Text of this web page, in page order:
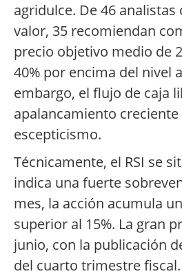
agridulce. De 46 analistas
valor, 35 recomiendan
precio objetivo medio de
40% por encima del nivel
embargo, el flujo de caja
apalancamiento creciente
escepticismo.
Técnicamente, el RSI se
indica una fuerte
mes, la acción acumula
superior al 15%. La gran
junio, con la publicación
del cuarto trimestre